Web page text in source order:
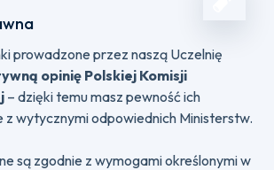
prowadzone przez naszą Uczelnię
opinię Polskiej Komisji
– dzięki temu masz pewność ich
z wytycznymi odpowiednich Ministerstw.
są zgodnie z wymogami określonymi w